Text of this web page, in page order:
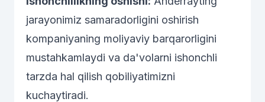
jarayonimiz samaradorligini oshirish
kompaniyaning moliyaviy barqarorligini
mustahkamlaydi va da'volarni ishonchli
tarzda hal qilish qobiliyatimizni
kuchaytiradi.